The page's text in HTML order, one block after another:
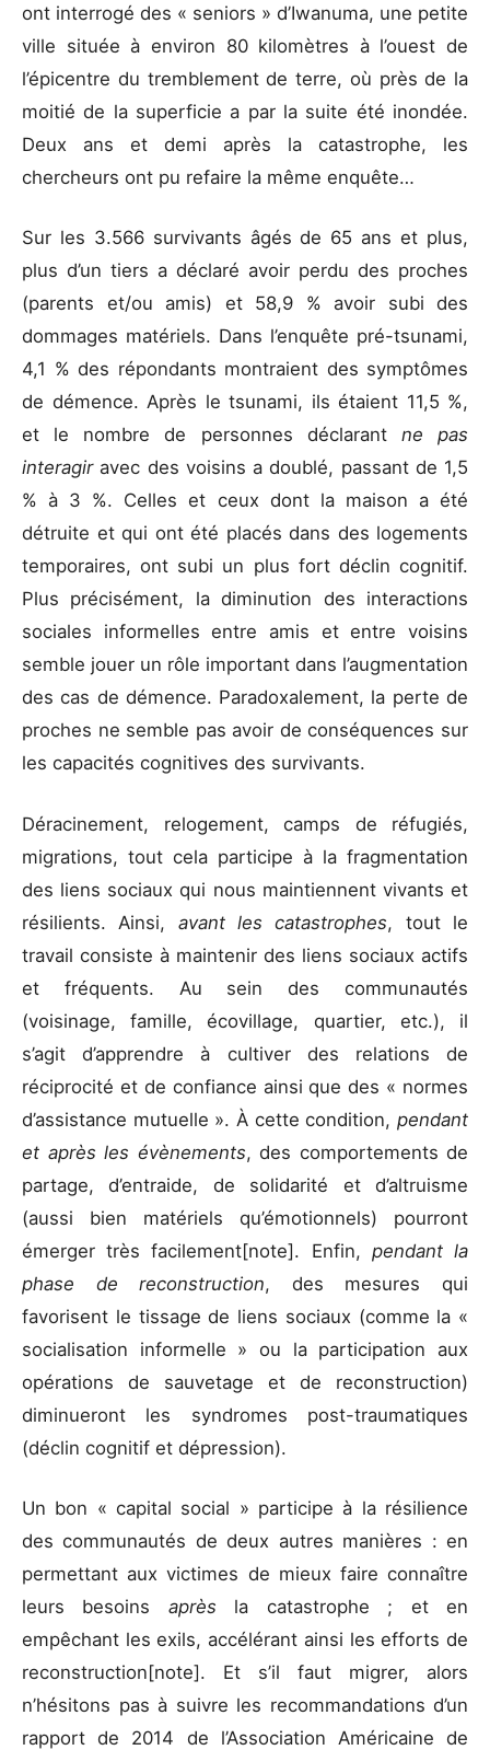
ont interrogé des « seniors » d’Iwanuma, une petite
ville située à environ 80 kilomètres à l’ouest de
l’épicentre du tremblement de terre, où près de la
moitié de la superficie a par la suite été inondée.
Deux ans et demi après la catastrophe, les
chercheurs ont pu refaire la même enquête…
Sur les 3.566 survivants âgés de 65 ans et plus,
plus d’un tiers a déclaré avoir perdu des proches
(parents et/ou amis) et 58,9 % avoir subi des
dommages matériels. Dans l’enquête pré-tsunami,
4,1 % des répondants montraient des symptômes
de démence. Après le tsunami, ils étaient 11,5 %,
et le nombre de personnes déclarant ne pas
interagir avec des voisins a doublé, passant de 1,5
% à 3 %. Celles et ceux dont la maison a été
détruite et qui ont été placés dans des logements
temporaires, ont subi un plus fort déclin cognitif.
Plus précisément, la diminution des interactions
sociales informelles entre amis et entre voisins
semble jouer un rôle important dans l’augmentation
des cas de démence. Paradoxalement, la perte de
proches ne semble pas avoir de conséquences sur
les capacités cognitives des survivants.
Déracinement, relogement, camps de réfugiés,
migrations, tout cela participe à la fragmentation
des liens sociaux qui nous maintiennent vivants et
résilients. Ainsi, avant les catastrophes, tout le
travail consiste à maintenir des liens sociaux actifs
et fréquents. Au sein des communautés
(voisinage, famille, écovillage, quartier, etc.), il
s’agit d’apprendre à cultiver des relations de
réciprocité et de confiance ainsi que des « normes
d’assistance mutuelle ». À cette condition, pendant
et après les évènements, des comportements de
partage, d’entraide, de solidarité et d’altruisme
(aussi bien matériels qu’émotionnels) pourront
émerger très facilement[note]. Enfin, pendant la
phase de reconstruction, des mesures qui
favorisent le tissage de liens sociaux (comme la «
socialisation informelle » ou la participation aux
opérations de sauvetage et de reconstruction)
diminueront les syndromes post-traumatiques
(déclin cognitif et dépression).
Un bon « capital social » participe à la résilience
des communautés de deux autres manières : en
permettant aux victimes de mieux faire connaître
leurs besoins après la catastrophe ; et en
empêchant les exils, accélérant ainsi les efforts de
reconstruction[note]. Et s’il faut migrer, alors
n’hésitons pas à suivre les recommandations d’un
rapport de 2014 de l’Association Américaine de